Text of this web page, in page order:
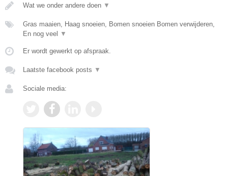
Wat we onder andere doen ▼
Gras maaien, Haag snoeien, Bomen snoeien Bomen verwijderen,
En nog veel
▼
Er wordt gewerkt op afspraak.
Laatste facebook posts ▼
Sociale media: